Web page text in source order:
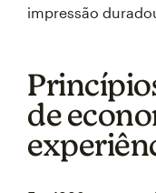
impressão
de